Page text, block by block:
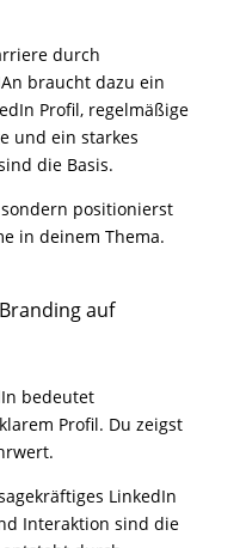
durch
braucht dazu ein
Profil, regelmäßige
und ein starkes
die Basis.
positionierst
in deinem Thema.
auf
bedeutet
Profil. Du zeigst
LinkedIn
Interaktion sind die